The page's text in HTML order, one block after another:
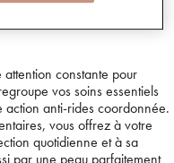
constante pour
vos soins essentiels
action anti-rides coordonnée.
vous offrez à votre
quotidienne et à sa
par une peau parfaitement